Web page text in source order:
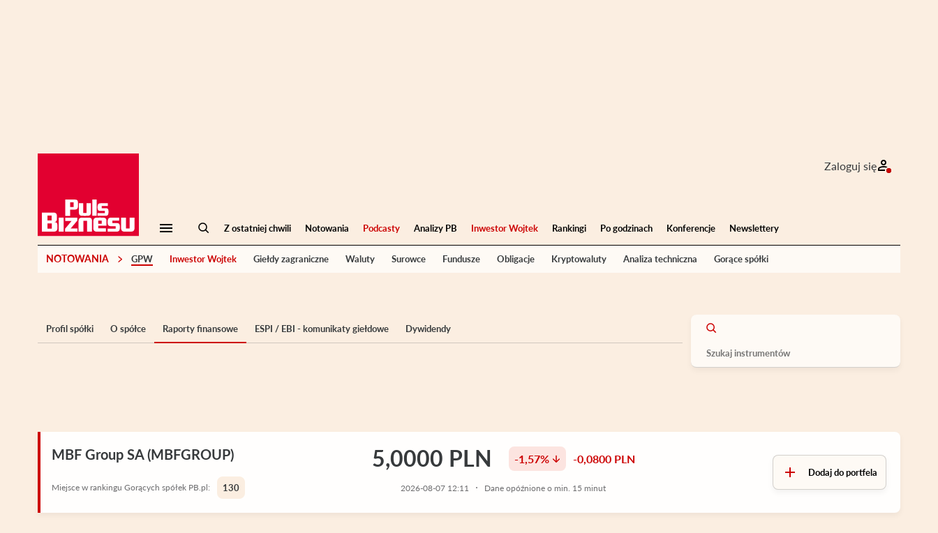
Zaloguj się
Z ostatniej chwili Notowania Podcasty Analizy PB Inwestor Wojtek Rankingi Po godzinach Konferencje Newslettery
NOTOWANIA GPW Inwestor Wojtek Giełdy zagraniczne Waluty Surowce Fundusze Obligacje Kryptowaluty Analiza techniczna Gorące spółki
Profil spółki O spółce Raporty finansowe ESPI / EBI - komunikaty giełdowe Dywidendy
MBF Group SA (MBFGROUP) 5,0000 PLN -1,57% -0,0800 PLN
2026-08-07 12:11 Dane opóźnione o min. 15 minut
Dodaj do portfela
Miejsce w rankingu Gorących spółek PB.pl: 130